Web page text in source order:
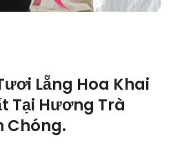
Lẵng Hoa Khai
Tại Hương Trà
Chóng.